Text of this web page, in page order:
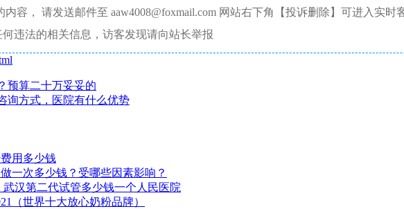
容， 请发送邮件至 aaw4008@foxmail.com 网站右下角【投诉删除】可进入实时
违法的相关信息，访客发现请向站长举报
预算二十万妥妥的
询方式，医院有什么优势
用多少钱
一次多少钱？受哪些因素影响？
汉第二代试管多少钱一个人民医院
（世界十大放心奶粉品牌）